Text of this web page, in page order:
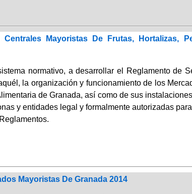
Mayoristas De Frutas, Hortalizas,
normativo, a desarrollar el Reglamento de
la organización y funcionamiento de los
de Granada, así como de sus
y entidades legal y formalmente autorizadas
Reglamentos.
Mayoristas De Granada 2014